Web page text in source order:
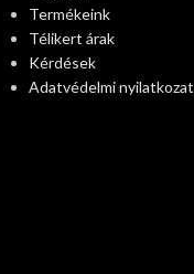
Termékeink
Télikert árak
Kérdések
Adatvédelmi nyilatkozat